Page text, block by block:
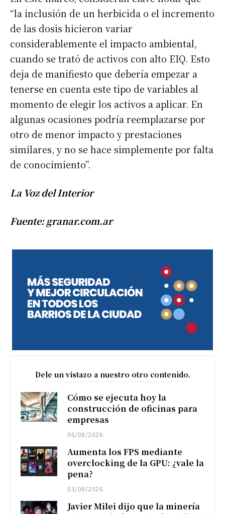
“la inclusión de un herbicida o el incremento
de las dosis hicieron variar
considerablemente el impacto ambiental,
cuando se trató de activos con alto EIQ. Esto
deja de manifiesto que debería empezar a
tenerse en cuenta este tipo de variables al
momento de elegir los activos a aplicar. En
algunas ocasiones podría reemplazarse por
otro de menor impacto y prestaciones
similares, y no se hace simplemente por falta
de conocimiento”.
La Voz del Interior
Fuente: granar.com.ar
Dele un vistazo a nuestro otro contenido.
Cómo se ejecuta hoy la
construcción de oficinas para
empresas
06/08/2026
Aumenta los FPS mediante
overclocking de la GPU: ¿vale la
pena?
03/08/2026
Javier Milei dijo que la minería